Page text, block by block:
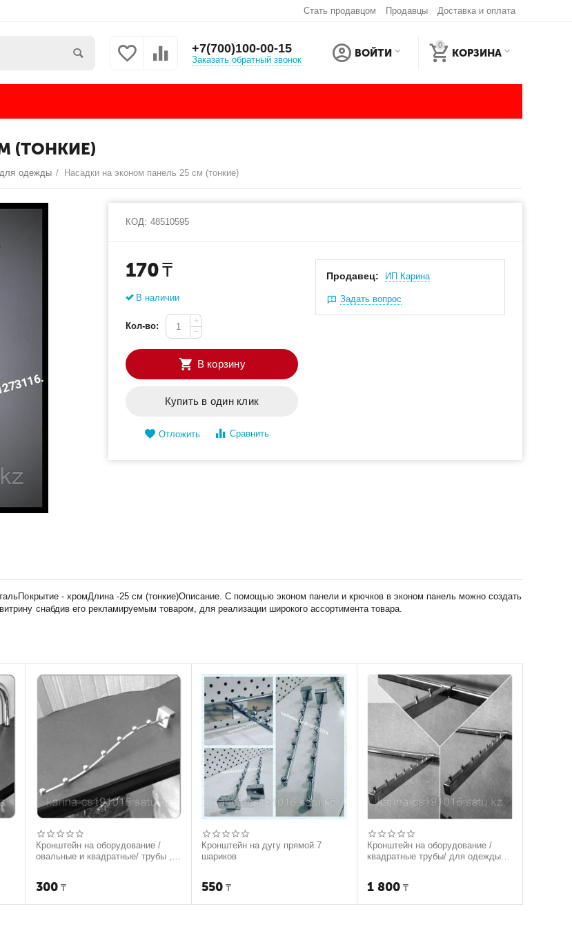
Стать продавцом Продавцы Доставка и оплата
+7(700)100-00-15
Заказать обратный звонок
ВОЙТИ
0
КОРЗИНА
(ТОНКИЕ)
одежды / Насадки на эконом панель 25 см (тонкие)
КОД: 48510595
170 ₸
В наличии
Кол-во:
+
−
В корзину
Купить в один клик
Отложить Сравнить
Продавец: ИП Карина
Задать вопрос
- хромДлина -25 см (тонкие)Описание. С помощью эконом панели и крючков в эконом панель можно создать
снабдив его рекламируемым товаром, для реализации широкого ассортимента товара.
Кронштейн на оборудование /
овальные и квадратные/ трубы ,
300 ₸
Кронштейн на дугу прямой 7
шариков
550 ₸
Кронштейн на оборудование /
квадратные трубы/ для одежды
1 800 ₸